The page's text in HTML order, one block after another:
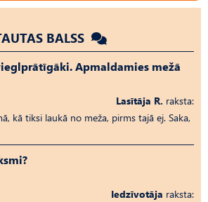
BALSS
Apmaldamies mežā
Lasītāja R. raksta:
kā tiksi laukā no meža, pirms tajā ej. Saka,
Iedzīvotāja raksta: